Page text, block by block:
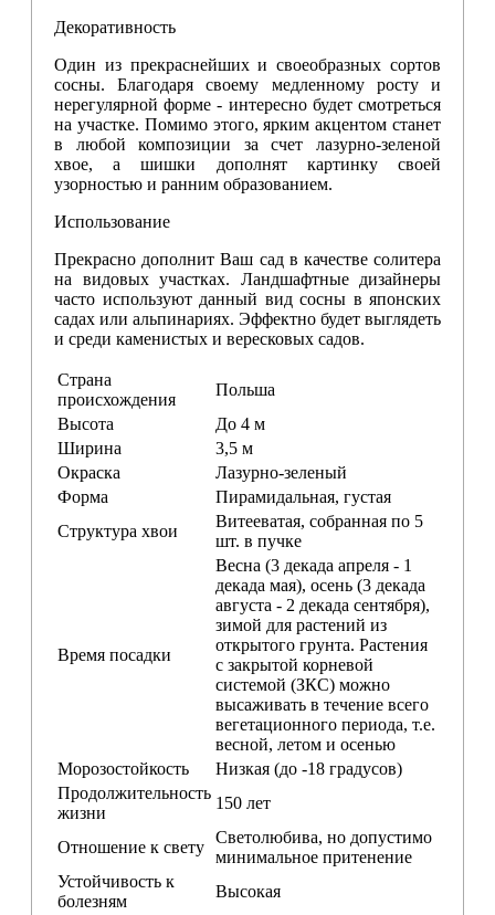
Декоративность
Один из прекраснейших и своеобразных сортов
сосны. Благодаря своему медленному росту и
нерегулярной форме - интересно будет смотреться
на участке. Помимо этого, ярким акцентом станет
в любой композиции за счет лазурно-зеленой
хвое, а шишки дополнят картинку своей
узорностью и ранним образованием.
Использование
Прекрасно дополнит Ваш сад в качестве солитера
на видовых участках. Ландшафтные дизайнеры
часто используют данный вид сосны в японских
садах или альпинариях. Эффектно будет выглядеть
и среди каменистых и вересковых садов.
Страна
происхождения
Польша
Высота
До 4 м
Ширина
3,5 м
Окраска
Лазурно-зеленый
Форма
Пирамидальная, густая
Структура хвои
Витееватая, собранная по 5
шт. в пучке
Время посадки
Весна (3 декада апреля - 1
декада мая), осень (3 декада
августа - 2 декада сентября),
зимой для растений из
открытого грунта. Растения
с закрытой корневой
системой (ЗКС) можно
высаживать в течение всего
вегетационного периода, т.е.
весной, летом и осенью
Морозостойкость
Низкая (до -18 градусов)
Продолжительность
жизни
150 лет
Отношение к свету
Светолюбива, но допустимо
минимальное притенение
Устойчивость к
болезням
Высокая